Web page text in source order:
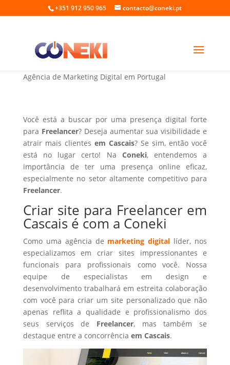
+351 912 950 965 contacto@coneki.pt
Criar site para Freelancer em Cascais
Agência de Marketing Digital em Portugal
Você está a buscar por uma presença digital forte
para Freelancer? Deseja aumentar sua visibilidade e
atrair mais clientes em Cascais? Se sim, então você
está no lugar certo! Na Coneki, entendemos a
importância de ter uma presença online eficaz,
especialmente no setor altamente competitivo para
Freelancer.
Criar site para Freelancer em
Cascais é com a Coneki
Como uma agência de marketing digital líder, nos
especializamos em criar sites impressionantes e
funcionais para profissionais como você. Nossa
equipe de especialistas em design e
desenvolvimento trabalhará em estreita colaboração
com você para criar um site personalizado que não
apenas reflita a qualidade e profissionalismo dos
seus serviços de Freelancer, mas também se
destaque entre a concorrência em Cascais.